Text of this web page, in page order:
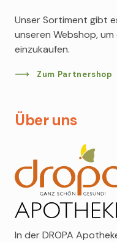
welche die
zugleich auf die
Kunden eingeht.
MEHR ERFAHREN
Lacoste
Elizabeth Arden
Eucerin
Louis Widmer
Artdeco
Acca Kappa
Berdoues
Calvin Klein
Nachfolgepräparate,
Markt erhältlich. In
über breites
Qualität an erster
MEHR ERFAHREN
Unser Sortiment gibt
unseren Webshop,
einzukaufen.
Zum Partnershop
Über uns
In der DROPA